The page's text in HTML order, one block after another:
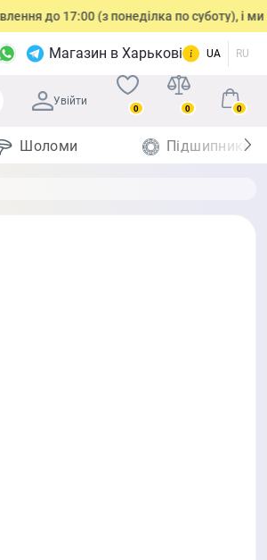
до 17:00 (з понеділка по суботу), і ми
Магазин в Харькові UA RU
Увійти
0 0 0
Шоломи Підшипники